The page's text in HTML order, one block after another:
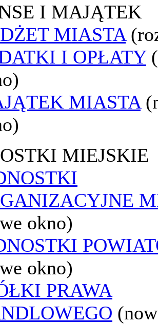
I MAJĄTEK
MIASTA
I OPŁATY
MIASTA
MIEJSKIE
okno)
okno)
PRAWA